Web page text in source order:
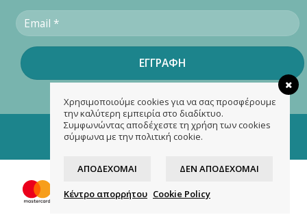
Copyright 2026 ©doubletrouble.gr
Designed & developed by
Χρησιμοποιούμε cookies για να σας προσφέρουμε
την καλύτερη εμπειρία στο διαδίκτυο.
Συμφωνώντας αποδέχεστε τη χρήση των cookies
σύμφωνα με την πολιτική cookie.
ΑΠΟΔΈΧΟΜΑΙ ΔΕΝ ΑΠΟΔΈΧΟΜΑΙ
Κέντρο απορρήτου Cookie Policy